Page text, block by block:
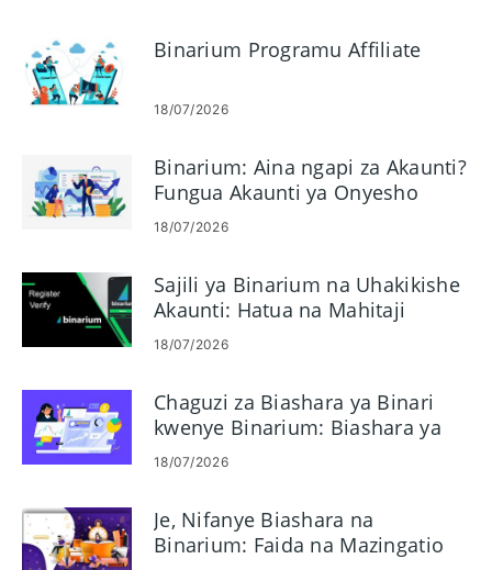
Binarium Programu Affiliate
18/07/2026
Binarium: Aina ngapi za Akaunti?
Fungua Akaunti ya Onyesho
yenye $10,000
18/07/2026
Sajili ya Binarium na Uhakikishe
Akaunti: Hatua na Mahitaji
18/07/2026
Chaguzi za Biashara ya Binari
kwenye Binarium: Biashara ya
Mahali, Soma Chati, Dhibiti
Hatari
18/07/2026
Je, Nifanye Biashara na
Binarium: Faida na Mazingatio